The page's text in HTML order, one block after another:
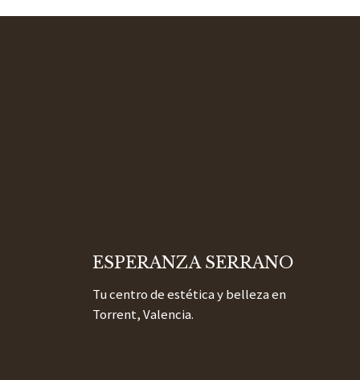
ESPERANZA SERRANO
Tu centro de estética y belleza en
Torrent, Valencia.